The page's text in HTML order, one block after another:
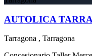
AUTOLICA
Tarragona , Tarragona